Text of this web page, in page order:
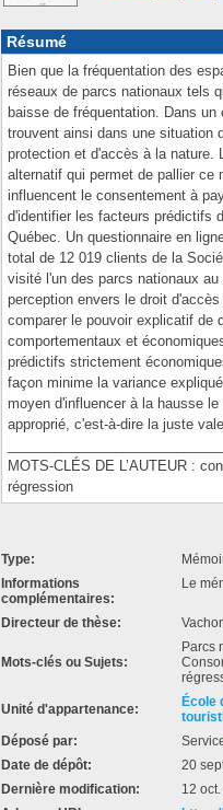
Résumé
Bien que la fréquentation des
réseaux de parcs nationaux tels
baisse de fréquentation. Dans
trouvent ainsi dans une situation
protection et d'accès à la nature.
alternatif qui permet de pallier ce
influencent le consentement à
d'identifier les facteurs prédictifs
Québec. Un questionnaire en
total de 12 019 clients de la
visité l'un des parcs nationaux
perception envers le droit
comparer le pouvoir explicatif de
comportementaux et
prédictifs strictement
façon minime la variance
moyen d'influencer à la hausse
approprié, c'est-à-dire la juste
MOTS-CLÉS DE L’AUTEUR :
régression
Type:
Informations
complémentaires:
Le
Directeur de thèse:
Mots-clés ou Sujets:
Parcs
Unité d'appartenance:
École
Déposé par:
Date de dépôt:
20
Dernière modification:
12